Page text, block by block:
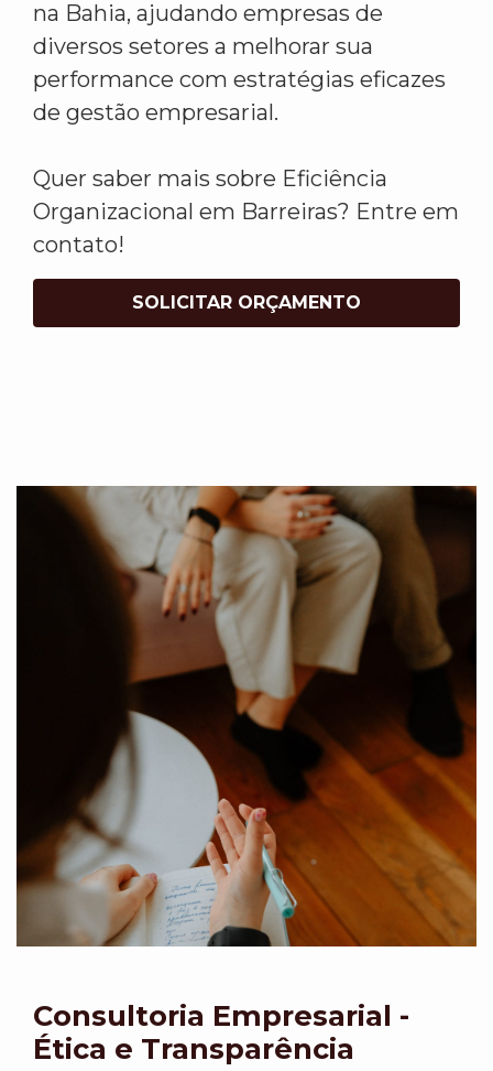
na Bahia, ajudando empresas de
diversos setores a melhorar sua
performance com estratégias eficazes
de gestão empresarial.
Quer saber mais sobre Eficiência
Organizacional em Barreiras? Entre em
contato!
SOLICITAR ORÇAMENTO
Consultoria Empresarial -
Ética e Transparência